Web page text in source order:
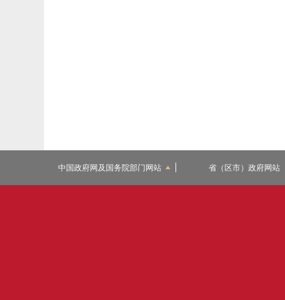
中国政府网及国务院部门网站 省（区市）政府网站